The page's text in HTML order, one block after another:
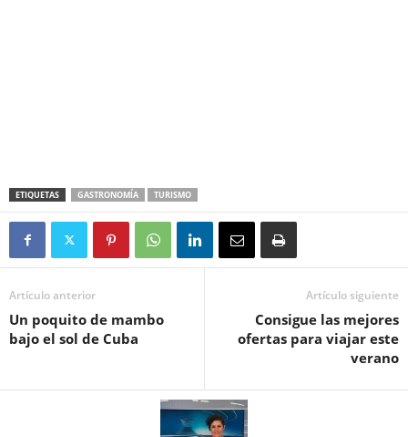
ETIQUETAS GASTRONOMÍA TURISMO
Artículo anterior
Un poquito de mambo
bajo el sol de Cuba
Artículo siguiente
Consigue las mejores
ofertas para viajar este
verano